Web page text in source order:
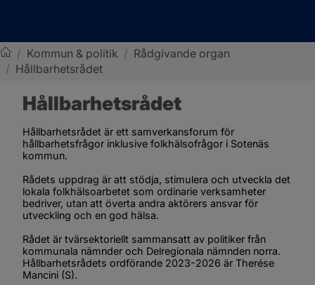
Sotenäs kommun
/ Kommun & politik / Rådgivande organ
/ Hållbarhetsrådet
Hållbarhetsrådet
Hållbarhetsrådet är ett samverkansforum för
hållbarhetsfrågor inklusive folkhälsofrågor i Sotenäs
kommun.
Rådets uppdrag är att stödja, stimulera och utveckla det
lokala folkhälsoarbetet som ordinarie verksamheter
bedriver, utan att överta andra aktörers ansvar för
utveckling och en god hälsa.
Rådet är tvärsektoriellt sammansatt av politiker från
kommunala nämnder och Delregionala nämnden norra.
Hållbarhetsrådets ordförande 2023-2026 är Therése
Mancini (S).